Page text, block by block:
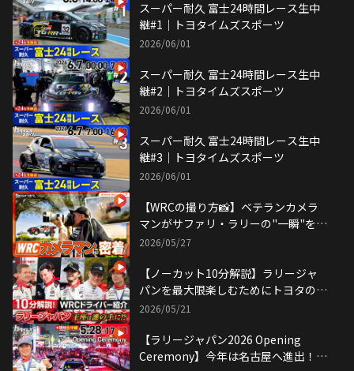
スーパー耐久 富士24時間レース生中
継#1｜トヨタイムズスポーツ
2026/06/01
スーパー耐久 富士24時間レース生中
継#2｜トヨタイムズスポーツ
2026/06/01
スーパー耐久 富士24時間レース生中
継#3｜トヨタイムズスポーツ
2026/06/01
【WRCの撮り方📸】ベテランカメラ
マンがサファリ・ラリーの"一瞬"を切
り取る！
2026/05/27
【ノーカット10分解説】ラリージャ
パンを最大限楽しむためにトヨタの
WRCドライバーを楽しく紹介！
2026/05/21
【ラリージャパン2026 Opening
Ceremony】今年は名古屋へ進出！現